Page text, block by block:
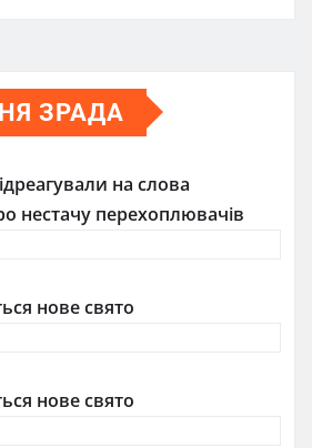
ЗРАДА
на слова
нестачу перехоплювачів
нове свято
нове свято